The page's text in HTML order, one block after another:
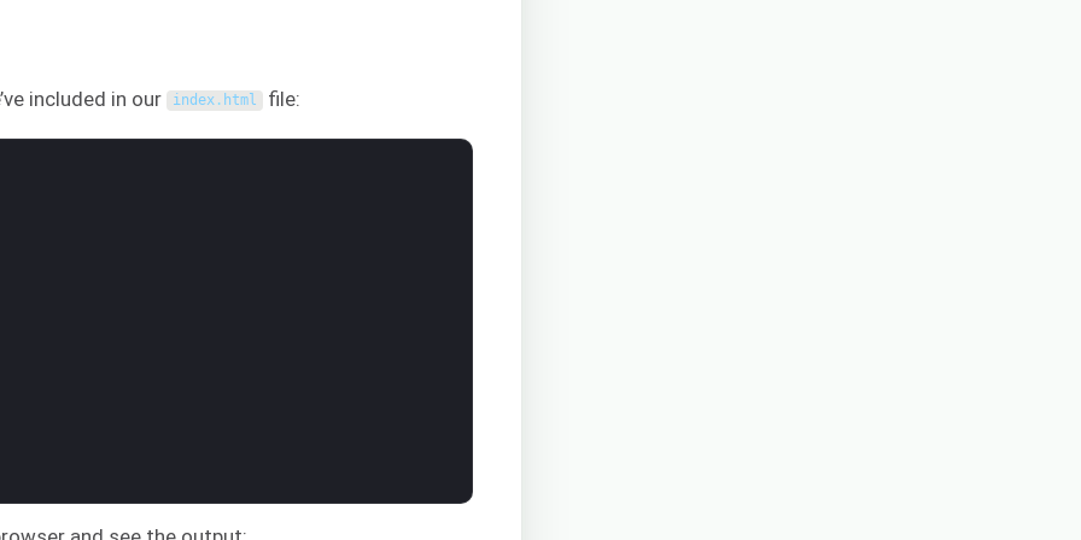
included in our index . html file: